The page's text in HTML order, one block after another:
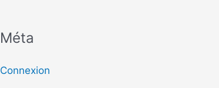
:Méta
Connexion